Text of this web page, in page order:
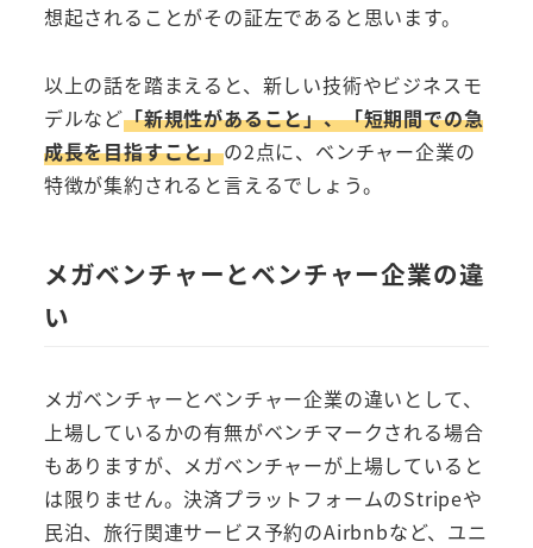
想起されることがその証左であると思います。
以上の話を踏まえると、新しい技術やビジネスモ
デルなど「新規性があること」、「短期間での急
成長を目指すこと」の2点に、ベンチャー企業の
特徴が集約されると言えるでしょう。
メガベンチャーとベンチャー企業の違
い
メガベンチャーとベンチャー企業の違いとして、
上場しているかの有無がベンチマークされる場合
もありますが、メガベンチャーが上場していると
は限りません。決済プラットフォームのStripeや
民泊、旅行関連サービス予約のAirbnbなど、ユニ